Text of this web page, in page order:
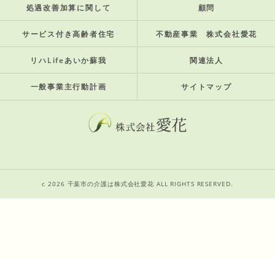
処遇改善加算に関して 顧問
サービス付き高齢者住宅 不動産事業 株式会社愛花
リハLifeあいか蘇我 関連法人
一般事業主行動計画 サイトマップ
c 2026 千葉市の介護は株式会社愛花 ALL RIGHTS RESERVED.